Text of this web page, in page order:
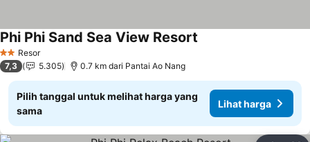
2 Bintang
Resor
Phi Phi Sand Sea View Resort
7,3 5.305 0.7 km dari Pantai Ao Nang
Pilih tanggal untuk melihat harga yang
sama
Lihat harga